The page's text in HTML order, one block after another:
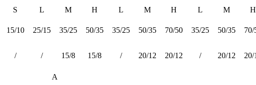
S L M H L M H L M
H
15/10 25/15 35/25 50/35 35/25 50/35 70/50 35/25 50/35 70/
/ / 15/8 15/8 / 20/12 20/12 / 20/12 20/
A